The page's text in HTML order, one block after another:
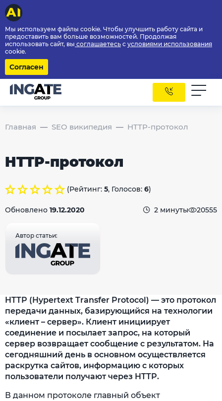
Мы используем файлы cookie. Чтобы улучшить работу сайта и
предоставить вам больше возможностей. Продолжая
использовать сайт, вы соглашаетесь с условиями использования
cookie.
Согласен
Главная SEO википедия HTTP-протокол
HTTP-протокол
(Рейтинг: 5, Голосов: 6)
Обновлено 19.12.2020 2 минуты 20555
Автор статьи:
HTTP (Hypertext Transfer Protocol) — это протокол
передачи данных, базирующийся на технологии
«клиент – сервер». Клиент инициирует
соединение и посылает запрос, на который
сервер возвращает сообщение с результатом. На
сегодняшний день в основном осуществляется
раскрутка сайтов, информацию с которых
пользователи получают через HTTP.
В данном протоколе главный объект